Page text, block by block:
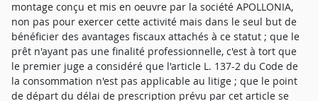
montage conçu et mis en oeuvre par la société APOLLONIA,
non pas pour exercer cette activité mais dans le seul but de
bénéficier des avantages fiscaux attachés à ce statut ; que le
prêt n'ayant pas une finalité professionnelle, c'est à tort que
le premier juge a considéré que l'article L. 137-2 du Code de
la consommation n'est pas applicable au litige ; que le point
de départ du délai de prescription prévu par cet article se